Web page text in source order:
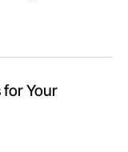
for Your